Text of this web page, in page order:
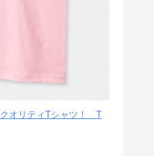
オリティTシャツ！ T